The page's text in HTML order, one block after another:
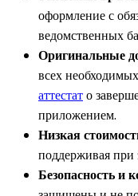
оформление с
ведомственных
Оригинальные
всех
аттестато
приложением.
Низкая
поддерживая при
Безопасность и